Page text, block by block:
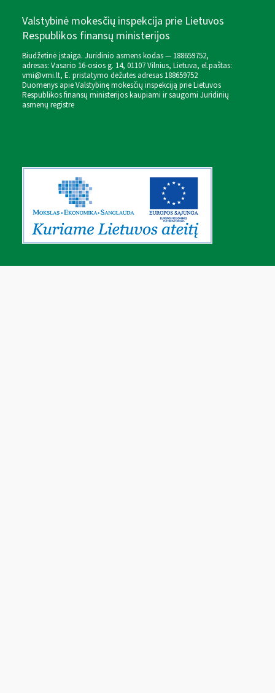
Valstybinė mokesčių inspekcija prie Lietuvos
Respublikos finansų ministerijos
Biudžetinė įstaiga. Juridinio asmens kodas — 188659752,
adresas: Vasario 16-osios g. 14, 01107 Vilnius, Lietuva, el.paštas:
vmi@vmi.lt, E. pristatymo dėžutės adresas 188659752
Duomenys apie Valstybinę mokesčių inspekciją prie Lietuvos
Respublikos finansų ministerijos kaupiami ir saugomi Juridinių
asmenų registre